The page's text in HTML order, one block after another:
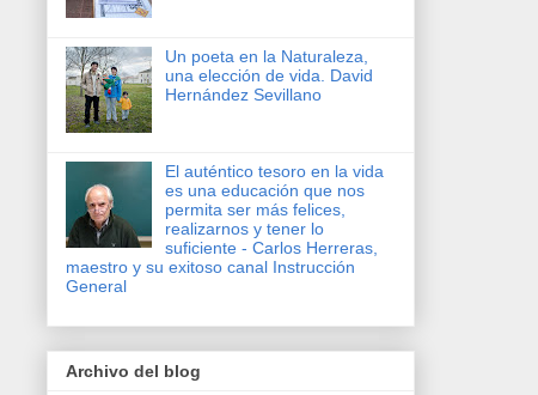
Un poeta en la Naturaleza,
una elección de vida. David
Hernández Sevillano
El auténtico tesoro en la vida
es una educación que nos
permita ser más felices,
realizarnos y tener lo
suficiente - Carlos Herreras,
maestro y su exitoso canal Instrucción
General
Archivo del blog